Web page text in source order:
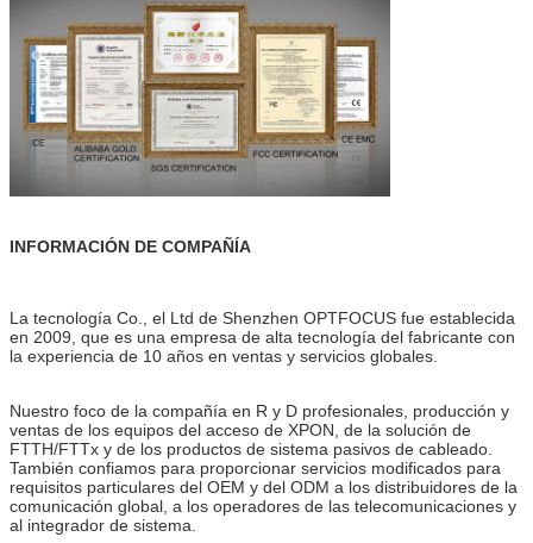
INFORMACIÓN DE COMPAÑÍA
La tecnología Co., el Ltd de Shenzhen OPTFOCUS fue establecida
en 2009, que es una empresa de alta tecnología del fabricante con
la experiencia de 10 años en ventas y servicios globales.
Nuestro foco de la compañía en R y D profesionales, producción y
ventas de los equipos del acceso de XPON, de la solución de
FTTH/FTTx y de los productos de sistema pasivos de cableado.
También confiamos para proporcionar servicios modificados para
requisitos particulares del OEM y del ODM a los distribuidores de la
comunicación global, a los operadores de las telecomunicaciones y
al integrador de sistema.